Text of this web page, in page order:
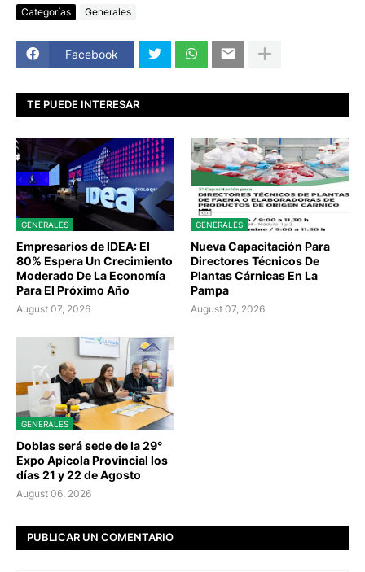
Categorías Generales
Facebook
TE PUEDE INTERESAR
GENERALES
Empresarios de IDEA: El
80% Espera Un Crecimiento
Moderado De La Economía
Para El Próximo Año
August 07, 2026
GENERALES
Nueva Capacitación Para
Directores Técnicos De
Plantas Cárnicas En La
Pampa
August 07, 2026
GENERALES
Doblas será sede de la 29°
Expo Apícola Provincial los
días 21 y 22 de Agosto
August 06, 2026
PUBLICAR UN COMENTARIO